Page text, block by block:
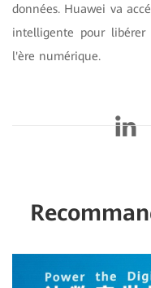
données. Huawei va
intelligente pour
l'ère numérique.